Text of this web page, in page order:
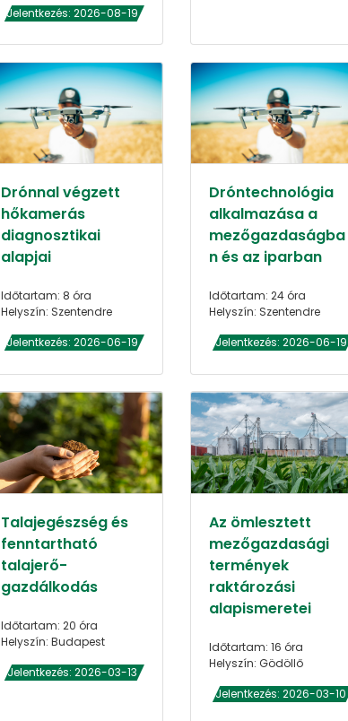
Jelentkezés: 2026-08-19
Drónnal végzett
hőkamerás
diagnosztikai
alapjai
Időtartam: 8 óra
Helyszín: Szentendre
Jelentkezés: 2026-06-19
Dróntechnológia
alkalmazása a
mezőgazdaságba
n és az iparban
Időtartam: 24 óra
Helyszín: Szentendre
Jelentkezés: 2026-06-19
Talajegészség és
fenntartható
talajerő-
gazdálkodás
Időtartam: 20 óra
Helyszín: Budapest
Jelentkezés: 2026-03-13
Az ömlesztett
mezőgazdasági
termények
raktározási
alapismeretei
Időtartam: 16 óra
Helyszín: Gödöllő
Jelentkezés: 2026-03-10